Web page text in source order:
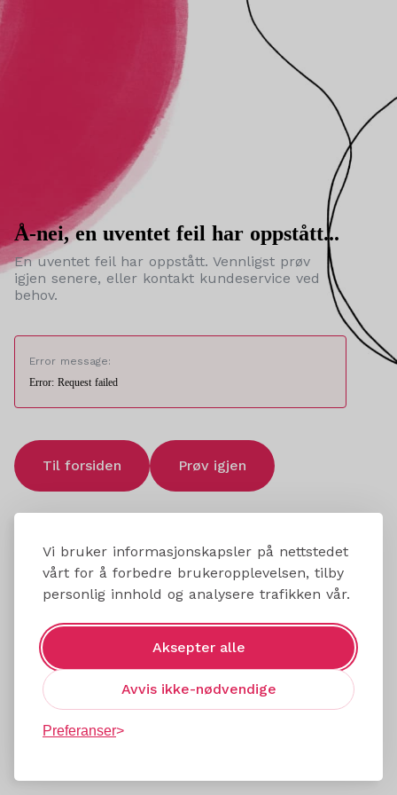
Vi bruker informasjonskapsler på nettstedet
vårt for å forbedre brukeropplevelsen, tilby
personlig innhold og analysere trafikken vår.
Aksepter alle
Avvis ikke-nødvendige
Preferanser
Å-nei, en uventet feil har oppstått...
En uventet feil har oppstått. Vennligst prøv
igjen senere, eller kontakt kundeservice ved
behov.
Error message:
Error: Request failed
Til forsiden Prøv igjen